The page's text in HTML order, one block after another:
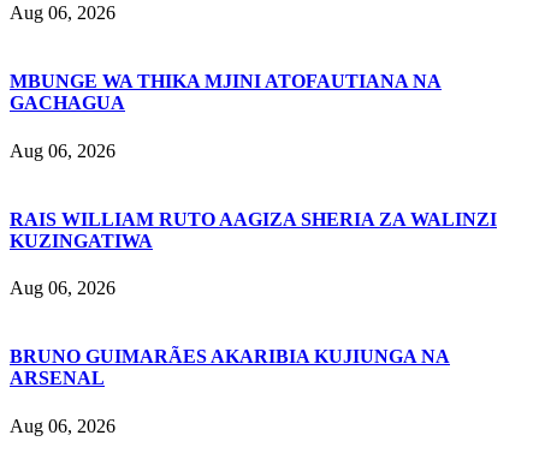
Aug 06, 2026
MBUNGE WA THIKA MJINI ATOFAUTIANA NA
GACHAGUA
Aug 06, 2026
RAIS WILLIAM RUTO AAGIZA SHERIA ZA WALINZI
KUZINGATIWA
Aug 06, 2026
BRUNO GUIMARÃES AKARIBIA KUJIUNGA NA
ARSENAL
Aug 06, 2026